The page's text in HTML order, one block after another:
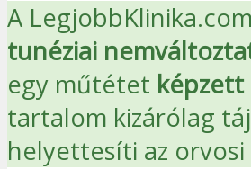
A
tunéziai
egy műtétet képzett
tartalom kizárólag
helyettesíti az